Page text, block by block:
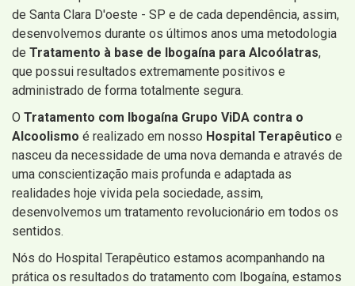
de Santa Clara D'oeste - SP e de cada dependência, assim,
desenvolvemos durante os últimos anos uma metodologia
de Tratamento à base de Ibogaína para Alcoólatras,
que possui resultados extremamente positivos e
administrado de forma totalmente segura.
O Tratamento com Ibogaína Grupo ViDA contra o
Alcoolismo é realizado em nosso Hospital Terapêutico e
nasceu da necessidade de uma nova demanda e através de
uma conscientização mais profunda e adaptada as
realidades hoje vivida pela sociedade, assim,
desenvolvemos um tratamento revolucionário em todos os
sentidos.
Nós do Hospital Terapêutico estamos acompanhando na
prática os resultados do tratamento com Ibogaína, estamos